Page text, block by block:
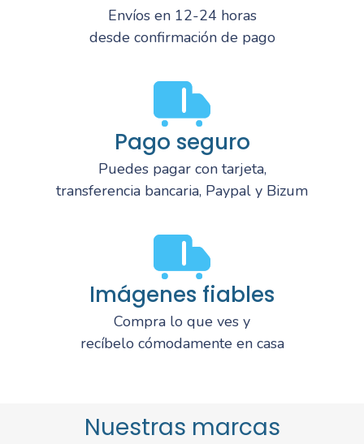
Envíos en 12-24 horas
desde confirmación de pago
Pago seguro
Puedes pagar con tarjeta,
transferencia bancaria, Paypal y Bizum
Imágenes fiables
Compra lo que ves y
recíbelo cómodamente en casa
Nuestras marcas